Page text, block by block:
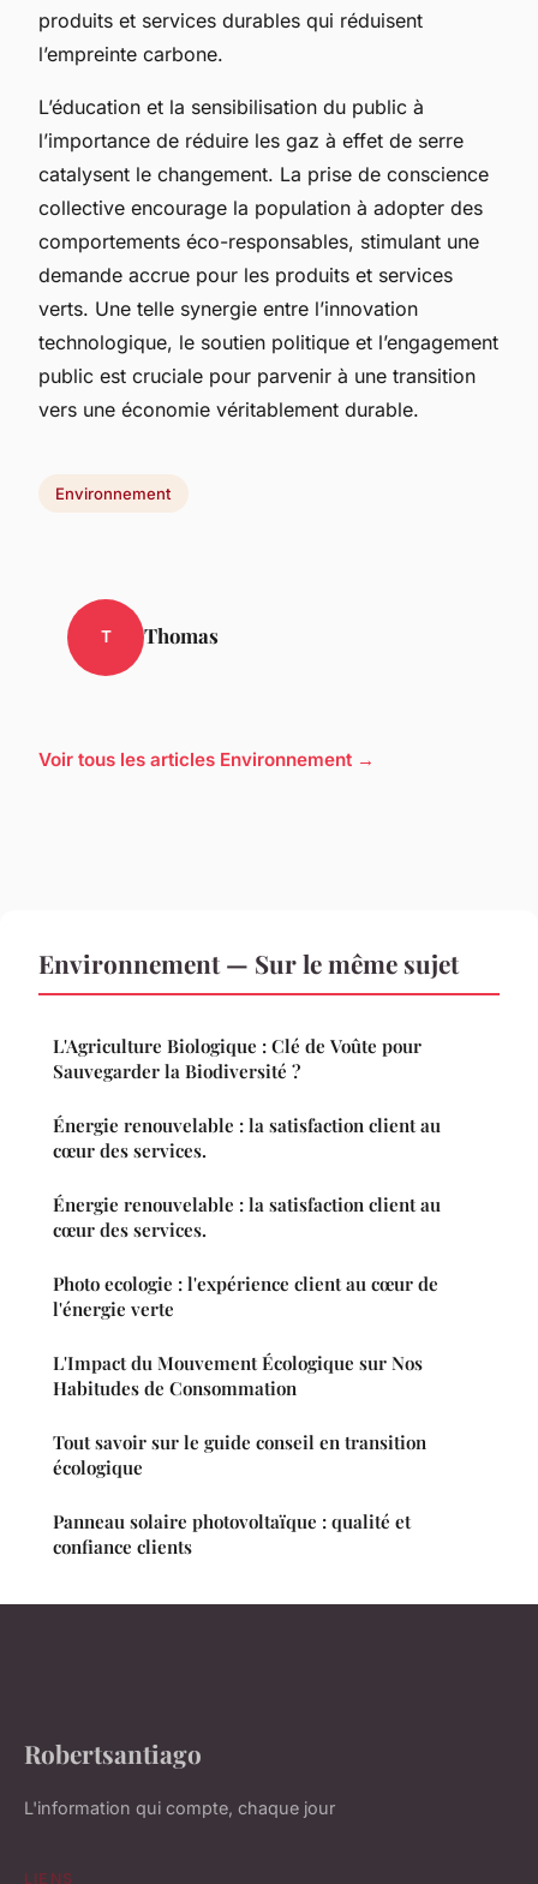
produits et services durables qui réduisent
l’empreinte carbone.
L’éducation et la sensibilisation du public à
l’importance de réduire les gaz à effet de serre
catalysent le changement. La prise de conscience
collective encourage la population à adopter des
comportements éco-responsables, stimulant une
demande accrue pour les produits et services
verts. Une telle synergie entre l’innovation
technologique, le soutien politique et l’engagement
public est cruciale pour parvenir à une transition
vers une économie véritablement durable.
Environnement
T Thomas
Voir tous les articles Environnement →
Environnement — Sur le même sujet
L'Agriculture Biologique : Clé de Voûte pour
Sauvegarder la Biodiversité ?
Énergie renouvelable : la satisfaction client au
cœur des services.
Énergie renouvelable : la satisfaction client au
cœur des services.
Photo ecologie : l'expérience client au cœur de
l'énergie verte
L'Impact du Mouvement Écologique sur Nos
Habitudes de Consommation
Tout savoir sur le guide conseil en transition
écologique
Panneau solaire photovoltaïque : qualité et
confiance clients
Robertsantiago
L'information qui compte, chaque jour
LIENS